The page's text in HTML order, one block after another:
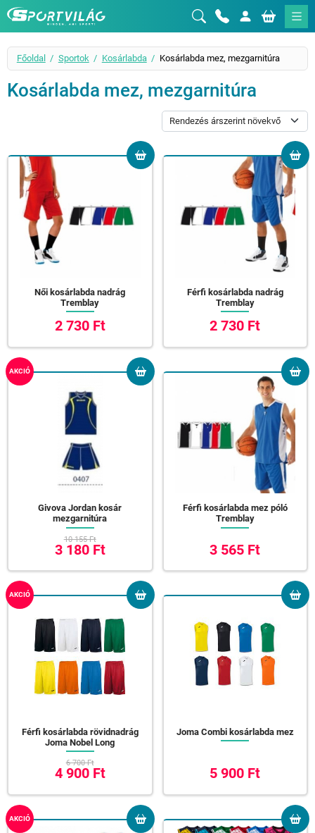
Sportvilág
Főoldal Sportok Kosárlabda Kosárlabda mez, mezgarnitúra
Kosárlabda mez, mezgarnitúra
Női kosárlabda nadrág
Tremblay
2 730 Ft
Férfi kosárlabda nadrág
Tremblay
2 730 Ft
AKCIÓ
Givova Jordan kosár
mezgarnitúra
10 155 Ft
3 180 Ft
Férfi kosárlabda mez póló
Tremblay
3 565 Ft
AKCIÓ
Férfi kosárlabda rövidnadrág
Joma Nobel Long
6 700 Ft
4 900 Ft
Joma Combi kosárlabda mez
5 900 Ft
AKCIÓ